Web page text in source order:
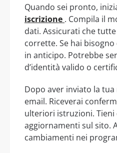
Quando sei pronto,
iscrizione . Compila il
dati. Assicurati che
corrette. Se hai
in anticipo. Potrebbe
d’identità valido o
Dopo aver inviato la
email. Riceverai
ulteriori istruzioni. Tieni
aggiornamenti sul sito.
cambiamenti nei